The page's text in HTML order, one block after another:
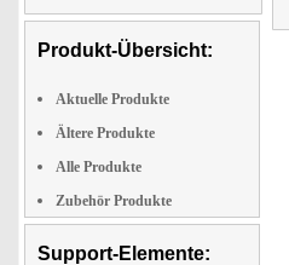
Produkt-Übersicht:
Aktuelle Produkte
Ältere Produkte
Alle Produkte
Zubehör Produkte
Support-Elemente: